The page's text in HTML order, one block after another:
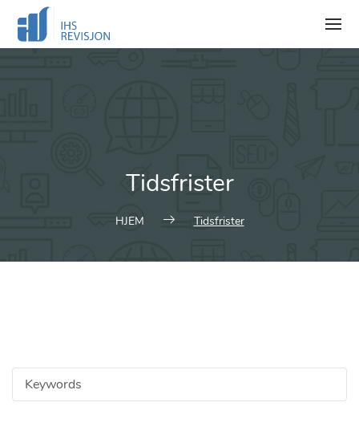
content
Tidsfrister
HJEM Tidsfrister